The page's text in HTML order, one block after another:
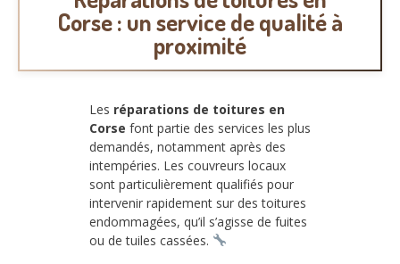
Corse : un service de qualité à
proximité
Les réparations de toitures en
Corse font partie des services les plus
demandés, notamment après des
intempéries. Les couvreurs locaux
sont particulièrement qualifiés pour
intervenir rapidement sur des toitures
endommagées, qu’il s’agisse de fuites
ou de tuiles cassées.